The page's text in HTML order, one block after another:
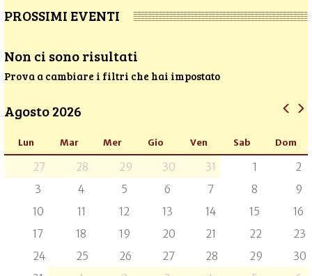
PROSSIMI EVENTI
Non ci sono risultati
Prova a cambiare i filtri che hai impostato
Agosto 2026
Lun Mar Mer Gio Ven Sab Dom
27 28 29 30 31 1
2
3
4 5 6 7 8
9
10
11 12 13 14 15
16
17
18 19 20 21 22
23
24
25 26 27 28 29
30